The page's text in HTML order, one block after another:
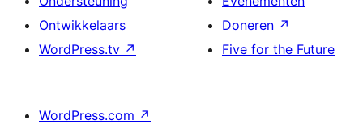
Ontwikkelaars
WordPress.tv ↗
Doneren ↗
Five for the Future
WordPress.com ↗